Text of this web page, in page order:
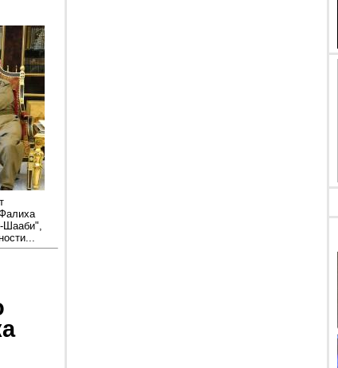
Шааби",